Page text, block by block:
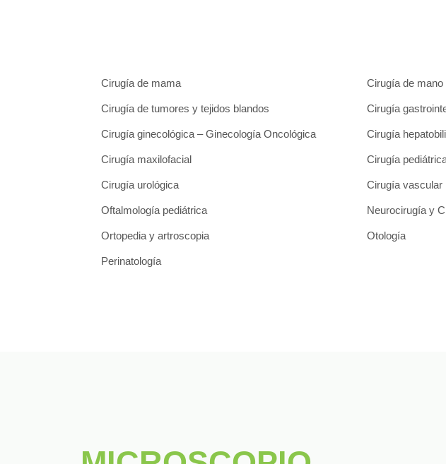
Cirugía de mama Cirugía de mano
Cirugía de tumores y tejidos blandos Cirugía
Cirugía ginecológica – Ginecología Oncológica Cirugía
Cirugía maxilofacial Cirugía
Cirugía urológica Cirugía vascular
Oftalmología pediátrica Neurocirugía y
Ortopedia y artroscopia Otología
Perinatología